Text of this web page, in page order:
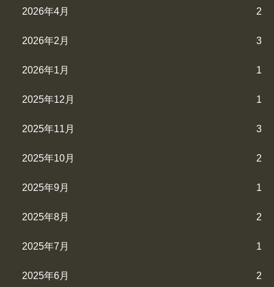
2026年4月 2
2026年2月 3
2026年1月 1
2025年12月 1
2025年11月 3
2025年10月 2
2025年9月 1
2025年8月 2
2025年7月 1
2025年6月 2